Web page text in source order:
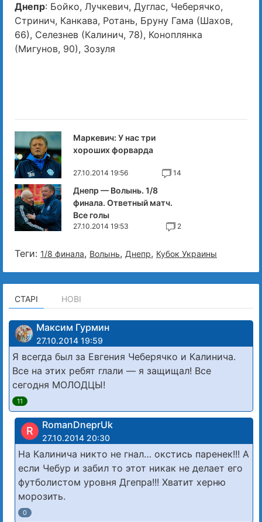
Днепр: Бойко, Лучкевич, Дуглас, Чеберячко,
Стринич, Канкава, Ротань, Бруну Гама (Шахов,
66), Селезнев (Калинич, 78), Коноплянка
(Мигунов, 90), Зозуля
Маркевич: У нас три
хороших форварда
27.10.2014 19:56 14
Днепр — Волынь. 1/8
финала. Ответный матч.
Все голы
27.10.2014 19:53 2
Теги: 1/8 финала, Волынь, Днепр, Кубок Украины
СТАРІ НОВІ
Максим Гурмин
27.10.2014 19:59
Я всегда был за Евгения Чеберячко и Калинича.
Все на этих ребят глали — я защищал! Все
сегодня МОЛОДЦЫ!
11
R RomanDneprUk
27.10.2014 20:30
На Калинича никто не гнал… окстись паренек!!! А
если Чебур и забил то этот никак не делает его
футболистом уровня Дгепра!!! Хватит херню
морозить.
0